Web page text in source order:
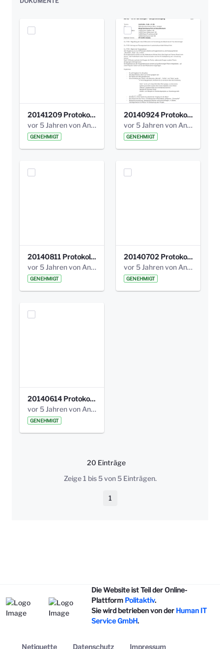
20141209 Protokoll Park am Gesundheitsamt 04.pdf
vor 5 Jahren von Anni Schlumberger
GENEHMIGT
20140924 Protokoll Park am Gesundheitsamt 03.pdf
vor 5 Jahren von Anni Schlumberger
GENEHMIGT
20140811 Protokoll Park am Gesundheitsamt 02.pdf
vor 5 Jahren von Anni Schlumberger
GENEHMIGT
20140702 Protokoll Park am Gesundheitsam 01.pdf
vor 5 Jahren von Anni Schlumberger
GENEHMIGT
20140614 Protokoll Park Am Gesundheitsamt 00.pdf
vor 5 Jahren von Anni Schlumberger
GENEHMIGT
20 Einträge
Pro Seite
Zeige 1 bis 5 von 5 Einträgen.
Seite
1
Die Website ist Teil der Online-
Plattform Politaktiv.
Sie wird betrieben von der Human IT
Service GmbH.
Netiquette Datenschutz Impressum